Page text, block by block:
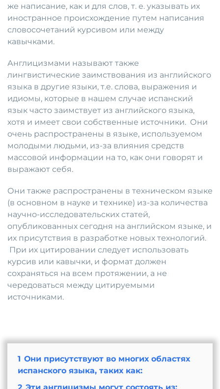
же написание, как и для слов, т. е. указывать их
иностранное происхождение путем написания
словосочетаний курсивом или между
кавычками.
Англицизмами называют также
лингвистические заимствования из английского
языка в другие языки, т.е. слова, выражения и
идиомы, которые в нашем случае испанский
язык часто заимствует из английского языка,
хотя и имеет свои собственные источники. Они
очень распространены в языке, используемом
молодыми людьми, из-за влияния средств
массовой информации на то, как они говорят и
выражают себя.
Они также распространены в техническом языке
(в основном в науке и технике) из-за количества
научно-исследовательских статей,
опубликованных сегодня на английском языке, и
их присутствия в разработке новых технологий.
При их цитировании следует использовать
курсив или кавычки, и формат должен
сохраняться на всем протяжении, а не
чередоваться между цитируемыми
источниками.
1 Они присутствуют во многих областях
испанского языка, таких как: